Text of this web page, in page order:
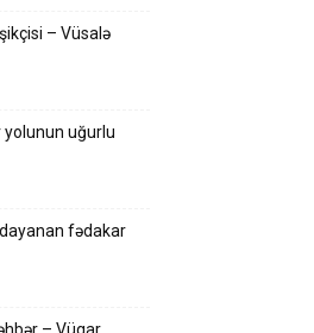
– Vüsalə
yolunun uğurlu
dayanan fədakar